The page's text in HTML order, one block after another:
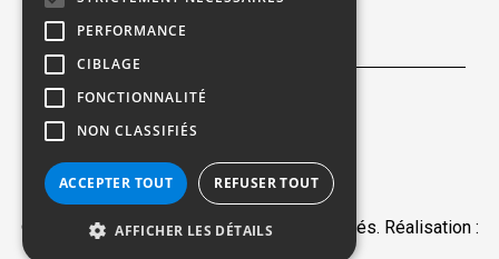
NOUS SUIVRE
© 2026 - Peugeot Lens. Tous droits réservés. Réalisation :
PERFORMANCE
CIBLAGE
FONCTIONNALITÉ
NON CLASSIFIÉS
ACCEPTER TOUT REFUSER TOUT
AFFICHER LES DÉTAILS